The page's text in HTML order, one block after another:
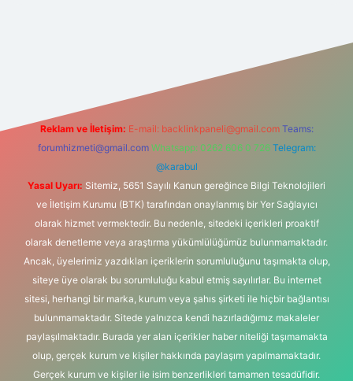
Reklam ve İletişim: E-mail: backlinkpaneli@gmail.com Teams:
forumhizmeti@gmail.com Whatsapp: 0262 606 0 726 Telegram:
@karabul
Yasal Uyarı: Sitemiz, 5651 Sayılı Kanun gereğince Bilgi Teknolojileri
ve İletişim Kurumu (BTK) tarafından onaylanmış bir Yer Sağlayıcı
olarak hizmet vermektedir. Bu nedenle, sitedeki içerikleri proaktif
olarak denetleme veya araştırma yükümlülüğümüz bulunmamaktadır.
Ancak, üyelerimiz yazdıkları içeriklerin sorumluluğunu taşımakta olup,
siteye üye olarak bu sorumluluğu kabul etmiş sayılırlar. Bu internet
sitesi, herhangi bir marka, kurum veya şahıs şirketi ile hiçbir bağlantısı
bulunmamaktadır. Sitede yalnızca kendi hazırladığımız makaleler
paylaşılmaktadır. Burada yer alan içerikler haber niteliği taşımamakta
olup, gerçek kurum ve kişiler hakkında paylaşım yapılmamaktadır.
Gerçek kurum ve kişiler ile isim benzerlikleri tamamen tesadüfidir.